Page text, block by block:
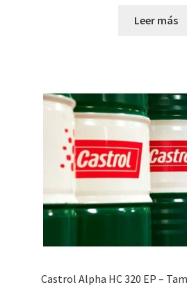
Leer más
Castrol Alpha HC 320 EP –